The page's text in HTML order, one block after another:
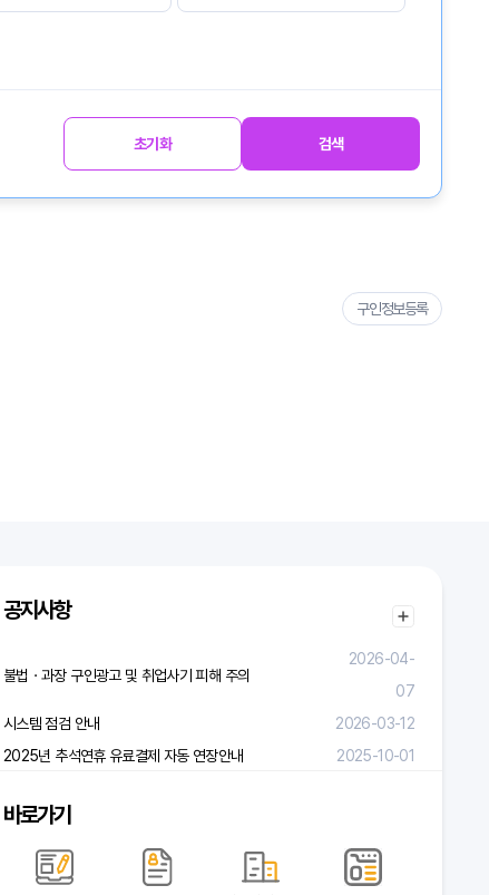
초기화 검색
구인정보등록
공지사항
불법ㆍ과장 구인광고 및 취업사기 피해 주의
2026-04-
07
시스템 점검 안내
2026-03-12
2025년 추석연휴 유료결제 자동 연장안내
2025-10-01
바로가기